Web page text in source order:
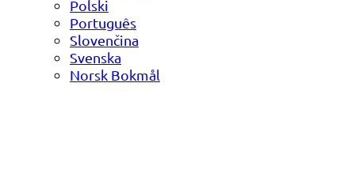
Polski
Português
Slovenčina
Svenska
Norsk Bokmål